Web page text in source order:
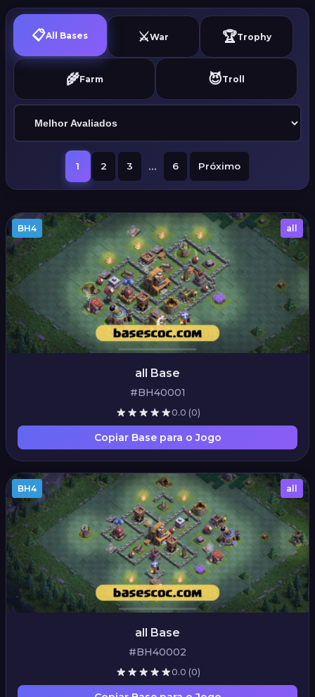
📋All Bases ⚔️War 🏆Trophy
🌾Farm 😈Troll
1 2 3 ... 6 Próximo
BH4 all
all Base
#BH40001
0.0 (0)
Copiar Base para o Jogo
BH4 all
all Base
#BH40002
0.0 (0)